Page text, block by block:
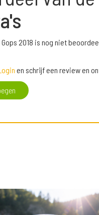
2018 is nog niet
en schrijf een review en